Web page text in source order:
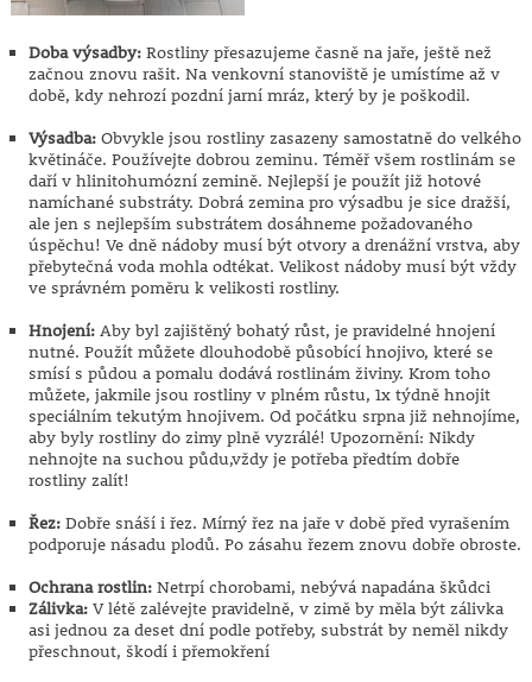
Doba výsadby:Rostliny přesazujeme časně na jaře, ještě než
začnou znovu rašit. Na venkovní stanoviště je umístíme až v
době, kdy nehrozí pozdní jarní mráz, který by je poškodil.
Výsadba:Obvykle jsou rostliny zasazeny samostatně do velkého
květináče. Používejte dobrou zeminu. Téměř všem rostlinám se
daří v hlinitohumózní zemině. Nejlepší je použít již hotové
namíchané substráty. Dobrá zemina pro výsadbu je sice dražší,
ale jen s nejlepším substrátem dosáhneme požadovaného
úspěchu! Ve dně nádoby musí být otvory a drenážní vrstva, aby
přebytečná voda mohla odtékat. Velikost nádoby musí být vždy
ve správném poměru k velikosti rostliny.
Hnojení:Aby byl zajištěný bohatý růst, je pravidelné hnojení
nutné. Použít můžete dlouhodobě působící hnojivo, které se
smísí s půdou a pomalu dodává rostlinám živiny. Krom toho
můžete, jakmile jsou rostliny v plném růstu, 1x týdně hnojit
speciálním tekutým hnojivem. Od počátku srpna již nehnojíme,
aby byly rostliny do zimy plně vyzrálé! Upozornění: Nikdy
nehnojte na suchou půdu,vždy je potřeba předtím dobře
rostliny zalít!
Řez:Dobře snáší i řez. Mírný řez na jaře v době před vyrašením
podporuje násadu plodů. Po zásahu řezem znovu dobře obroste.
Ochrana rostlin:Netrpí chorobami, nebývá napadána škůdci
Zálivka:V létě zalévejte pravidelně, v zimě by měla být zálivka
asi jednou za deset dní podle potřeby, substrát by neměl nikdy
přeschnout, škodí i přemokření